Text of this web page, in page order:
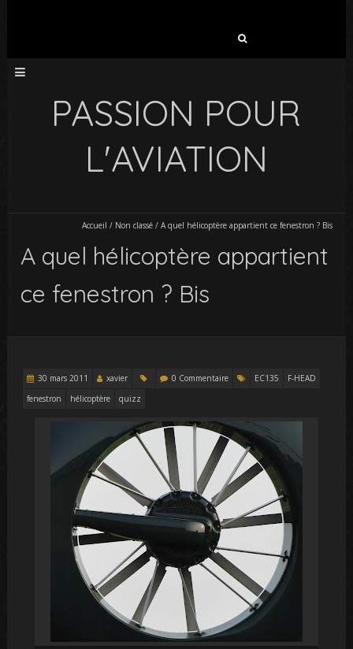
PASSION POUR
L'AVIATION
Accueil / Non classé/ A quel hélicoptère appartient ce fenestron ? Bis
A quel hélicoptère appartient
ce fenestron ? Bis
30 mars 2011 xavier 0 Commentaire EC135
F-HEAD
fenestron
hélicoptère quizz